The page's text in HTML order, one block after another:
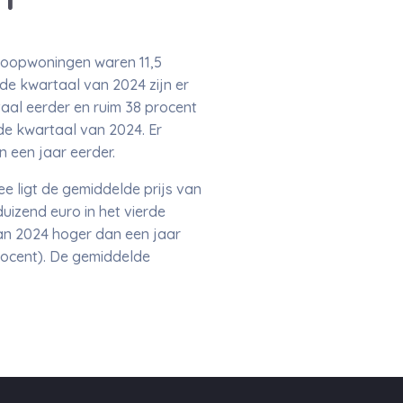
waren 11,5
kwartaal van 2024 zijn er
eerder en ruim 38 procent
kwartaal van 2024. Er
een jaar eerder.
ligt de gemiddelde prijs van
euro in het vierde
2024 hoger dan een jaar
De gemiddelde